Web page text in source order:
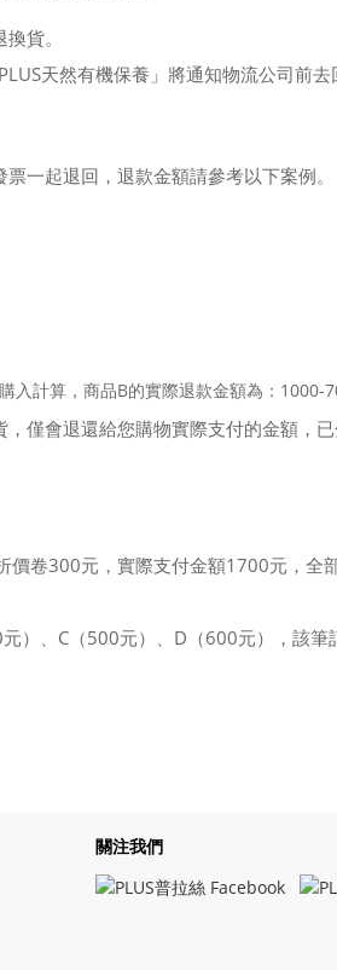
貨。
天然有機保養」將通知物流公司前
一起退回，退款金額請參考以下案例。
入計算，商品B的實際退款金額為：1000-
僅會退還給您購物實際支付的金額，
卷300元，實際支付金額1700元，全
）、C（500元）、D（600元），該
關注我們